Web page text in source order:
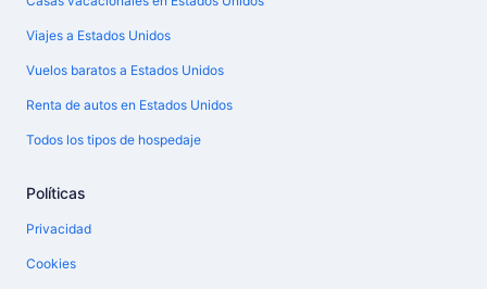
Viajes a Estados Unidos
Vuelos baratos a Estados Unidos
Renta de autos en Estados Unidos
Todos los tipos de hospedaje
Políticas
Privacidad
Cookies